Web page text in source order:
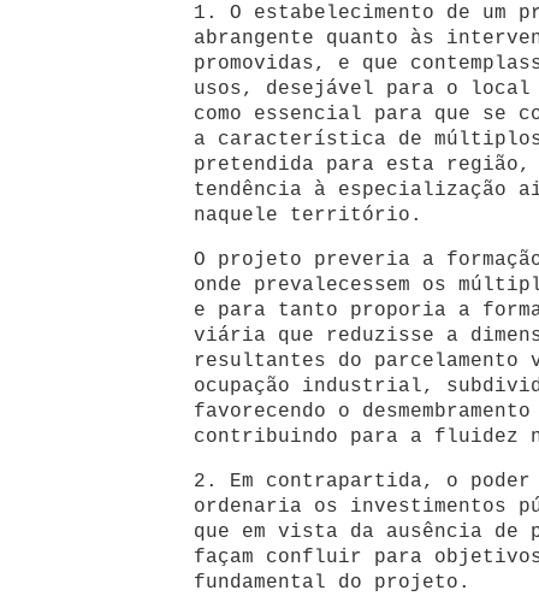
1. O estabelecimento de um
abrangente quanto às
promovidas, e que
usos, desejável para o local
como essencial para que se
a característica de
pretendida para esta
tendência à especialização
naquele território.
O projeto preveria a
onde prevalecessem os
e para tanto proporia a
viária que reduzisse a
resultantes do parcelamento
ocupação industrial,
favorecendo o
contribuindo para a fluidez
2. Em contrapartida, o
ordenaria os investimentos
que em vista da ausência
façam confluir para
fundamental do projeto.